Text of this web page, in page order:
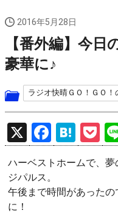
2016年5月28日
【番外編】今
豪華に♪
ラジオ快晴ＧＯ！ＧＯ！
X
F
a
ce
b
H
at
e
n
P
o
et
ハーベストホームで、
ジパルス。
午後まで時間があった
に！